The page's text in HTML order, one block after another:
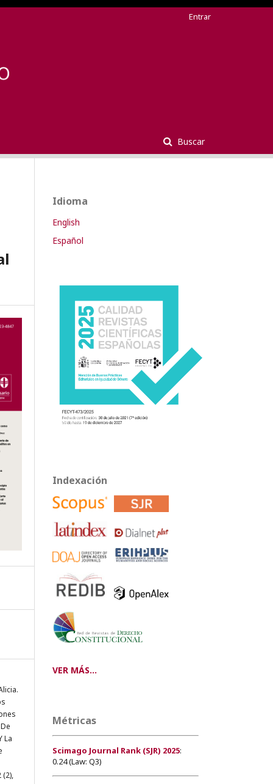
Buscar
Entrar
La
(2),
Idioma
English
Español
Indexación
VER MÁS...
Métricas
Scimago Journal Rank (SJR) 2025:
0.24 (Law: Q3)